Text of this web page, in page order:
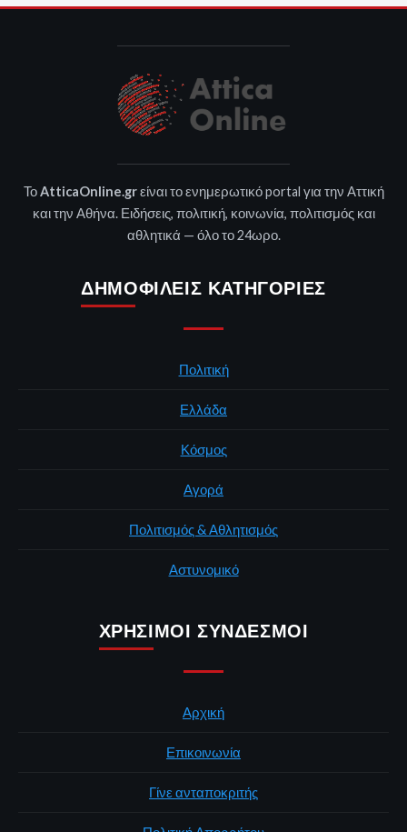
ΤοAtticaOnline.grείναι το ενημερωτικό portal για την Αττική
και την Αθήνα. Ειδήσεις, πολιτική, κοινωνία, πολιτισμός και
αθλητικά — όλο το 24ωρο.
ΔΗΜΟΦΙΛΕΊΣ ΚΑΤΗΓΟΡΊΕΣ
Πολιτική
Ελλάδα
Κόσμος
Αγορά
Πολιτισμός & Αθλητισμός
Αστυνομικό
ΧΡΉΣΙΜΟΙ ΣΎΝΔΕΣΜΟΙ
Αρχική
Επικοινωνία
Γίνε ανταποκριτής